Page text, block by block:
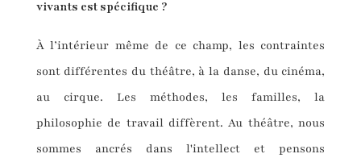
vivants est spécifique ?
À l’intérieur même de ce champ, les contraintes
sont différentes du théâtre, à la danse, du cinéma,
au cirque. Les méthodes, les familles, la
philosophie de travail diffèrent. Au théâtre, nous
sommes ancrés dans l'intellect et pensons